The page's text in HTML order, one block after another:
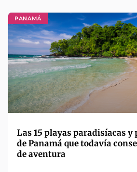
PANAMÁ
Las 15 playas paradisíacas y
de Panamá que todavía
de aventura